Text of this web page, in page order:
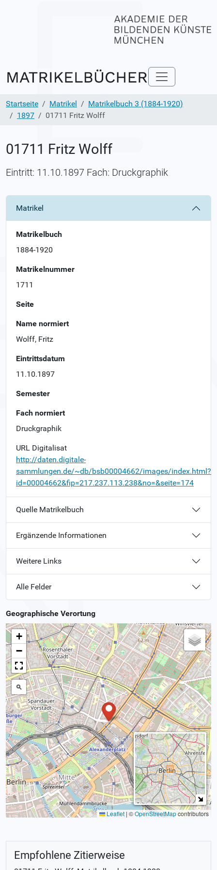
Startseite Matrikel
Matrikelbuch 3 (1884-1920)
1897
01711 Fritz Wolff
01711 Fritz Wolff
Eintritt: 11.10.1897 Fach: Druckgraphik
Matrikel
Matrikelbuch
1884-1920
Matrikelnummer
1711
Seite
Name normiert
Wolff, Fritz
Eintrittsdatum
11.10.1897
Semester
Fach normiert
Druckgraphik
URL Digitalisat
http://daten.digitale-
sammlungen.de/~db/bsb00004662/images/index.html?
id=00004662&fip=217.237.113.238&no=&seite=174
Quelle Matrikelbuch
Ergänzende Informationen
Weitere Links
Alle Felder
Geographische Verortung
+
−
Leaflet |©OpenStreetMapcontributors
Empfohlene Zitierweise